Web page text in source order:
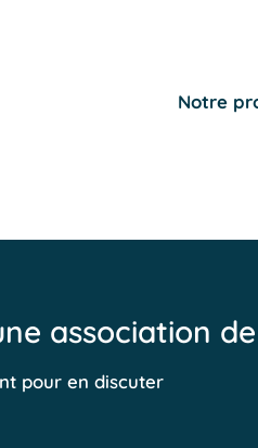
Notre
association
pour en discuter